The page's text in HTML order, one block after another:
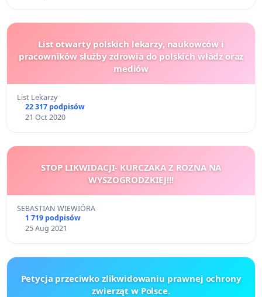
List otwarty polskich lekarzy, naukowców i
pracowników służby zdrowia do polskich władz oraz
mediów
List Lekarzy
22 317 podpisów
21 Oct 2020
STOP LIKWIDACJI- KURCZAKA Z ROŻNA NA
WYSZOGRODZKIEJ!!!
SEBASTIAN WIEWIÓRA
1 719 podpisów
25 Aug 2021
Petycja przeciwko zlikwidowaniu prawnej ochrony
zwierząt w Polsce.